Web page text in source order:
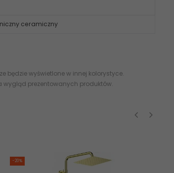
ceramiczny
będzie wyświetlone w innej kolorystyce.
wygląd prezentowanych produktów.
-20%